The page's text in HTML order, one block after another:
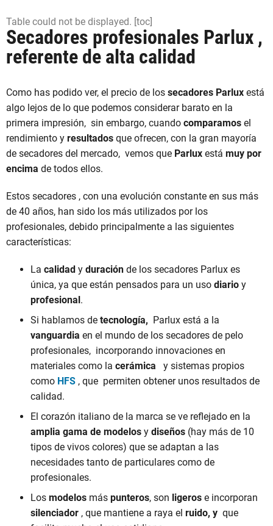
Table could not be displayed. [toc]
Secadores profesionales Parlux ,
referente de alta calidad
Como has podido ver, el precio de los secadores Parlux está
algo lejos de lo que podemos considerar barato en la
primera impresión, sin embargo, cuando comparamos el
rendimiento y resultados que ofrecen, con la gran mayoría
de secadores del mercado, vemos que Parlux está muy por
encima de todos ellos.
Estos secadores , con una evolución constante en sus más
de 40 años, han sido los más utilizados por los
profesionales, debido principalmente a las siguientes
características:
La calidad y duración de los secadores Parlux es
única, ya que están pensados para un uso diario y
profesional.
Si hablamos de tecnología, Parlux está a la
vanguardia en el mundo de los secadores de pelo
profesionales, incorporando innovaciones en
materiales como la cerámica y sistemas propios
como HFS , que permiten obtener unos resultados de
calidad.
El corazón italiano de la marca se ve reflejado en la
amplia gama de modelos y diseños (hay más de 10
tipos de vivos colores) que se adaptan a las
necesidades tanto de particulares como de
profesionales.
Los modelos más punteros, son ligeros e incorporan
silenciador , que mantiene a raya el ruido, y que